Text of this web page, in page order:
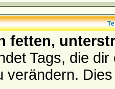
fetten,
Tags, die
verändern.